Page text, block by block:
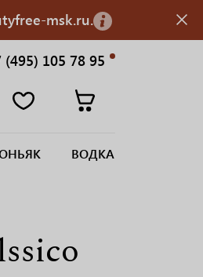
msk.ru.
(495) 105 78 95
ВОДКА